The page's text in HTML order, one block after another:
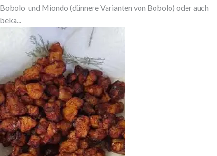
Bobolo und Miondo (dünnere Varianten von Bobolo) oder auch
beka...